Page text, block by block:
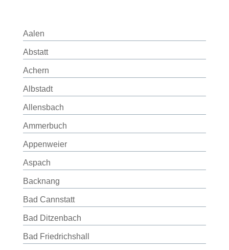
Aalen
Abstatt
Achern
Albstadt
Allensbach
Ammerbuch
Appenweier
Aspach
Backnang
Bad Cannstatt
Bad Ditzenbach
Bad Friedrichshall